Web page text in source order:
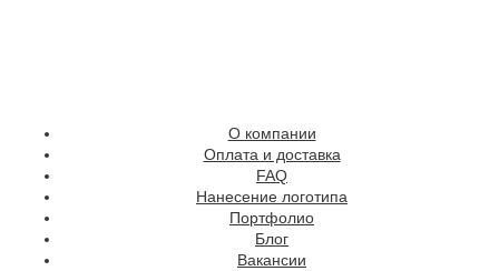
О компании
Оплата и доставка
FAQ
Нанесение логотипа
Портфолио
Блог
Вакансии